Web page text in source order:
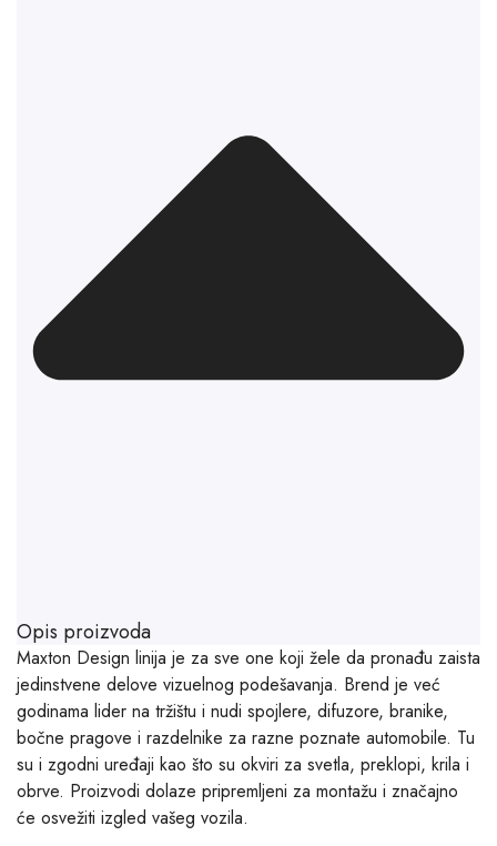
Opis proizvoda
Maxton Design linija je za sve one koji žele da pronađu zaista
jedinstvene delove vizuelnog podešavanja. Brend je već
godinama lider na tržištu i nudi spojlere, difuzore, branike,
bočne pragove i razdelnike za razne poznate automobile. Tu
su i zgodni uređaji kao što su okviri za svetla, preklopi, krila i
obrve. Proizvodi dolaze pripremljeni za montažu i značajno
će osvežiti izgled vašeg vozila.